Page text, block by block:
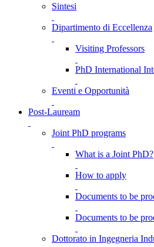
Sintesi
Dipartimento di Eccellenza
Visiting Professors
PhD International
Eventi e Opportunità
Post-Lauream
Joint PhD programs
What is a Joint PhD?
How to apply
Documents to be
Documents to be
Dottorato in Ingegneria